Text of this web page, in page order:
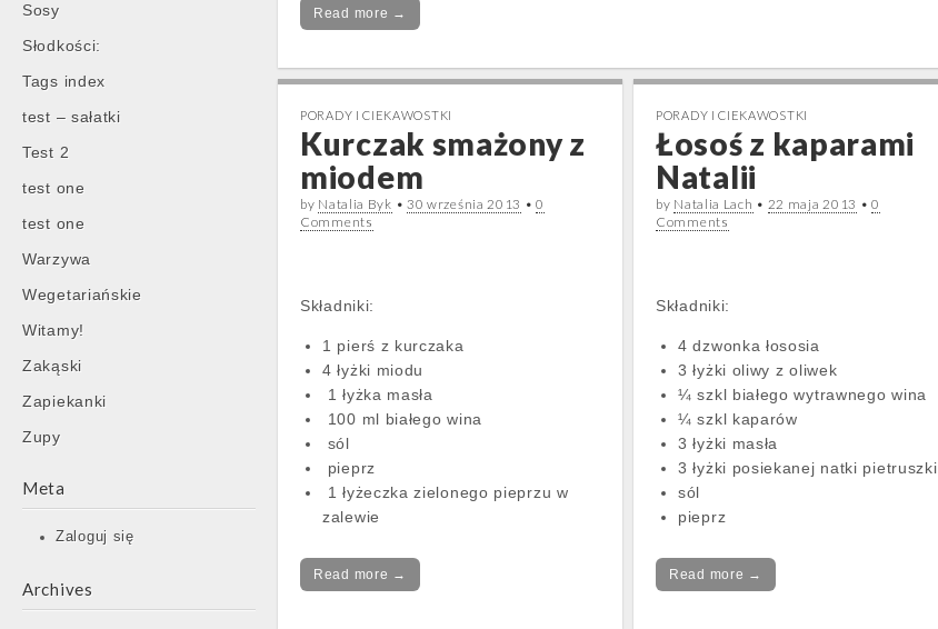
Sosy
Słodkości:
Tags index
test – sałatki
Test 2
test one
test one
Warzywa
Wegetariańskie
Witamy!
Zakąski
Zapiekanki
Zupy
Meta
Zaloguj się
Archives
Read more →
PORADY I CIEKAWOSTKI
Kurczak smażony z
miodem
by Natalia Byk • 30 września 2013 •0
Comments
Składniki:
1 pierś z kurczaka
4 łyżki miodu
1 łyżka masła
100 ml białego wina
sól
pieprz
1 łyżeczka zielonego pieprzu w
zalewie
Read more →
PORADY I CIEKAWOSTKI
Łosoś z kaparami
Natalii
by Natalia Lach • 22 maja 2013 •0
Comments
Składniki:
4 dzwonka łososia
3 łyżki oliwy z oliwek
¼ szkl białego wytrawnego wina
¼ szkl kaparów
3 łyżki masła
3 łyżki posiekanej natki pietruszki
sól
pieprz
Read more →